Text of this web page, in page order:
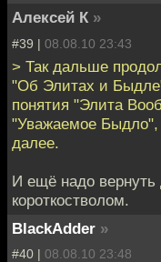
Алексей К »
#39 | 08.08.10 23:43
> Так дальше
"Об Элитах и
понятия "Элита
"Уважаемое
далее.
И ещё надо вернуть
короткостволом.
BlackAdder »
#40 | 08.08.10 23:48